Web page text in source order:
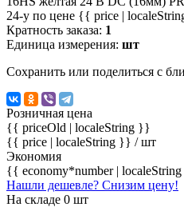
24-y по цене {{ price |
Кратность заказа: 1
Единица измерения: шт
Сохранить или поделиться с
Розничная цена
{{ priceOld | localeString }}
{{ price | localeString }} / шт
Экономия
{{ economy*number |
Нашли дешевле? Снизим цену!
На складе 0 шт